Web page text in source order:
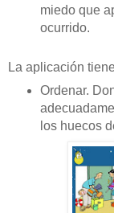
miedo que
ocurrido.
La aplicación
Ordenar.
los huecos